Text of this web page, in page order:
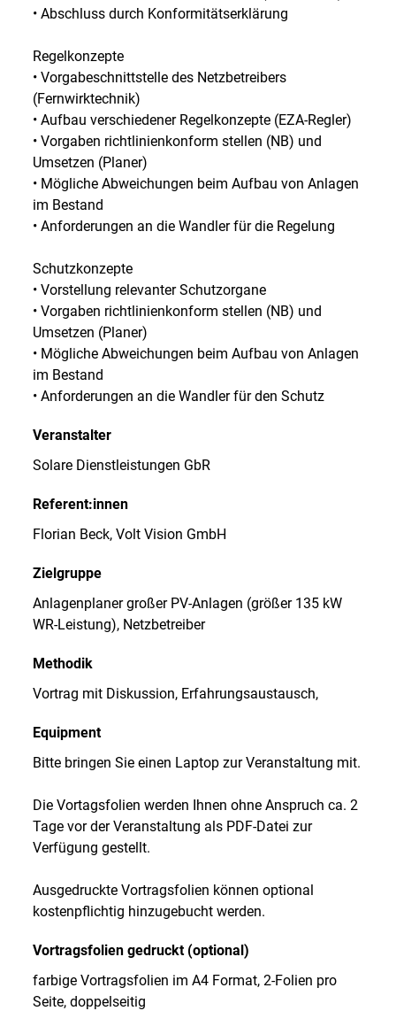
• Abschluss durch Konformitätserklärung
Regelkonzepte
• Vorgabeschnittstelle des Netzbetreibers
(Fernwirktechnik)
• Aufbau verschiedener Regelkonzepte (EZA-Regler)
• Vorgaben richtlinienkonform stellen (NB) und
Umsetzen (Planer)
• Mögliche Abweichungen beim Aufbau von Anlagen
im Bestand
• Anforderungen an die Wandler für die Regelung
Schutzkonzepte
• Vorstellung relevanter Schutzorgane
• Vorgaben richtlinienkonform stellen (NB) und
Umsetzen (Planer)
• Mögliche Abweichungen beim Aufbau von Anlagen
im Bestand
• Anforderungen an die Wandler für den Schutz
Veranstalter
Solare Dienstleistungen GbR
Referent:innen
Florian Beck, Volt Vision GmbH
Zielgruppe
Anlagenplaner großer PV-Anlagen (größer 135 kW
WR-Leistung), Netzbetreiber
Methodik
Vortrag mit Diskussion, Erfahrungsaustausch,
Equipment
Bitte bringen Sie einen Laptop zur Veranstaltung mit.
Die Vortagsfolien werden Ihnen ohne Anspruch ca. 2
Tage vor der Veranstaltung als PDF-Datei zur
Verfügung gestellt.
Ausgedruckte Vortragsfolien können optional
kostenpflichtig hinzugebucht werden.
Vortragsfolien gedruckt (optional)
farbige Vortragsfolien im A4 Format, 2-Folien pro
Seite, doppelseitig